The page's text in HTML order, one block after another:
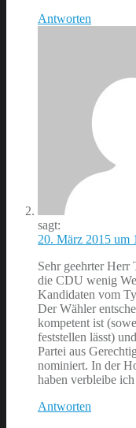
Antworten
sagt:
20. März 2015 um
Sehr geehrter Herr
die CDU wenig
Kandidaten vom
Der Wähler
kompetent ist
feststellen lässt)
Partei aus
nominiert. In der
haben verbleibe
Antworten